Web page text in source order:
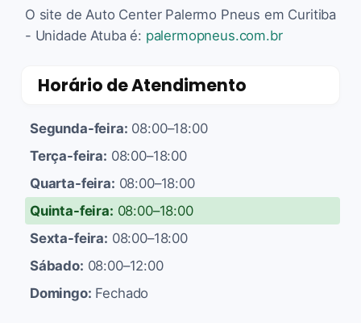
O site de Auto Center Palermo Pneus em Curitiba
- Unidade Atuba é: palermopneus.com.br
Horário de Atendimento
Segunda-feira: 08:00–18:00
Terça-feira: 08:00–18:00
Quarta-feira: 08:00–18:00
Quinta-feira: 08:00–18:00
Sexta-feira: 08:00–18:00
Sábado: 08:00–12:00
Domingo: Fechado